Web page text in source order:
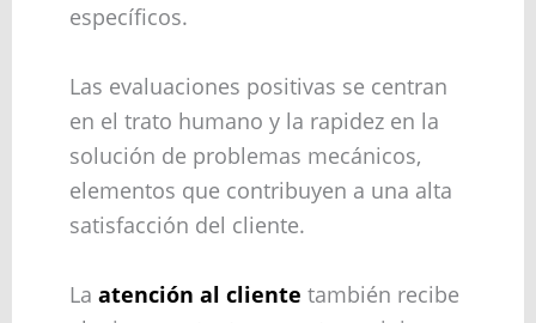
específicos.
Las evaluaciones positivas se centran
en el trato humano y la rapidez en la
solución de problemas mecánicos,
elementos que contribuyen a una alta
satisfacción del cliente.
La atención al cliente también recibe